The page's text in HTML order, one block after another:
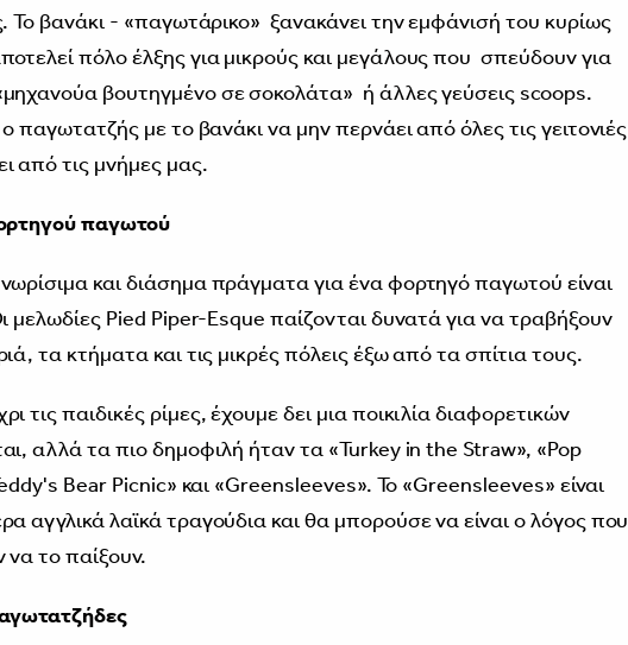
Το βανάκι - «παγωτάρικο» ξανακάνει την εμφάνισή του κυρίως
πόλο έλξης για μικρούς και μεγάλους που σπεύδουν για
βουτηγμένο σε σοκολάτα» ή άλλες γεύσεις scoops.
παγωτατζής με το βανάκι να μην περνάει από όλες τις γειτονιές
από τις μνήμες μας.
παγωτού
και διάσημα πράγματα για ένα φορτηγό παγωτού είναι
μελωδίες Pied Piper-Esque παίζονται δυνατά για να τραβήξουν
τα κτήματα και τις μικρές πόλεις έξω από τα σπίτια τους.
τις παιδικές ρίμες, έχουμε δει μια ποικιλία διαφορετικών
αλλά τα πιο δημοφιλή ήταν τα «Turkey in the Straw», «Pop
Bear Picnic» και «Greensleeves». Το «Greensleeves» είναι
αγγλικά λαϊκά τραγούδια και θα μπορούσε να είναι ο λόγος που
το παίξουν.